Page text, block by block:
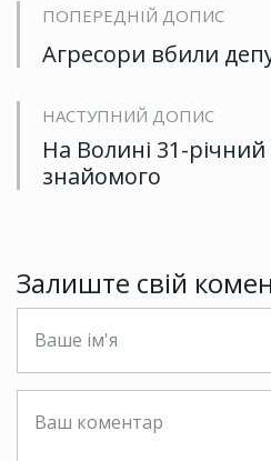
ПОПЕРЕДНІЙ ДОПИС
Агресори вбили
НАСТУПНИЙ ДОПИС
На Волині 31-річний
знайомого
Залиште свій